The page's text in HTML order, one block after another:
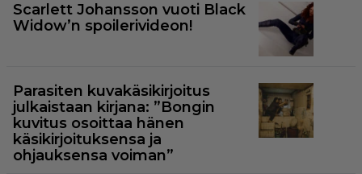
Scarlett Johansson vuoti Black
Widow’n spoilerivideon!
Parasiten kuvakäsikirjoitus
julkaistaan kirjana: ”Bongin
kuvitus osoittaa hänen
käsikirjoituksensa ja
ohjauksensa voiman”